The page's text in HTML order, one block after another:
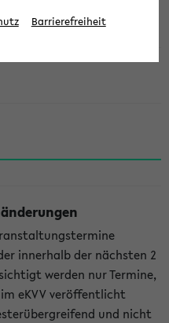
innerhalb der nächsten 2
werden nur Termine,
eKVV veröffentlicht
und nicht
Barrierefreiheit